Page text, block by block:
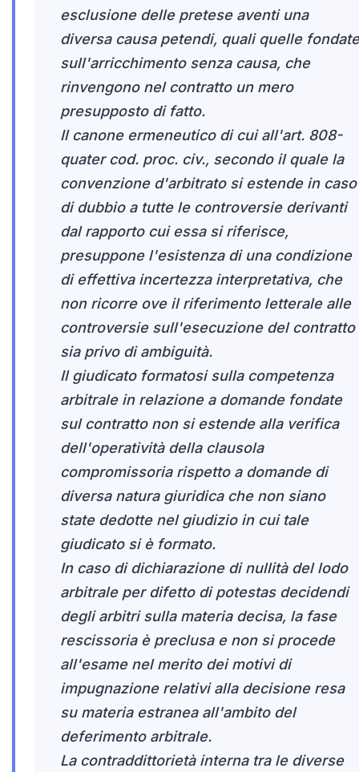
esclusione delle pretese aventi una
diversa causa petendi, quali quelle fondate
sull'arricchimento senza causa, che
rinvengono nel contratto un mero
presupposto di fatto.
Il canone ermeneutico di cui all'art. 808-
quater cod. proc. civ., secondo il quale la
convenzione d'arbitrato si estende in caso
di dubbio a tutte le controversie derivanti
dal rapporto cui essa si riferisce,
presuppone l'esistenza di una condizione
di effettiva incertezza interpretativa, che
non ricorre ove il riferimento letterale alle
controversie sull'esecuzione del contratto
sia privo di ambiguità.
Il giudicato formatosi sulla competenza
arbitrale in relazione a domande fondate
sul contratto non si estende alla verifica
dell'operatività della clausola
compromissoria rispetto a domande di
diversa natura giuridica che non siano
state dedotte nel giudizio in cui tale
giudicato si è formato.
In caso di dichiarazione di nullità del lodo
arbitrale per difetto di potestas decidendi
degli arbitri sulla materia decisa, la fase
rescissoria è preclusa e non si procede
all'esame nel merito dei motivi di
impugnazione relativi alla decisione resa
su materia estranea all'ambito del
deferimento arbitrale.
La contraddittorietà interna tra le diverse